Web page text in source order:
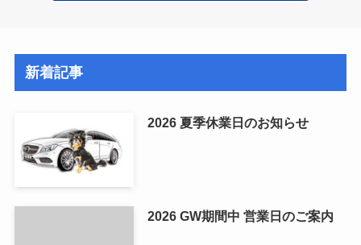
新着記事
2026 夏季休業日のお知らせ
2026 GW期間中 営業日のご案内